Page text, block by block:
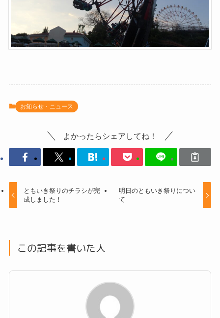
お知らせ・ニュース
よかったらシェアしてね！
ともいき祭りのチラシが完
成しました！
明日のともいき祭りについ
て
この記事を書いた人